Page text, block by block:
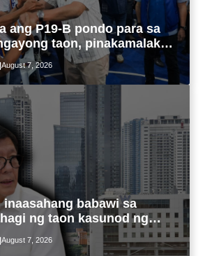
ang P19-B pondo para sa
taon, pinakamalaki
ng TESDA
August 7, 2026
inaasahang babawi sa
ng taon kasunod ng
ng Middle East war,
public construction
August 7, 2026